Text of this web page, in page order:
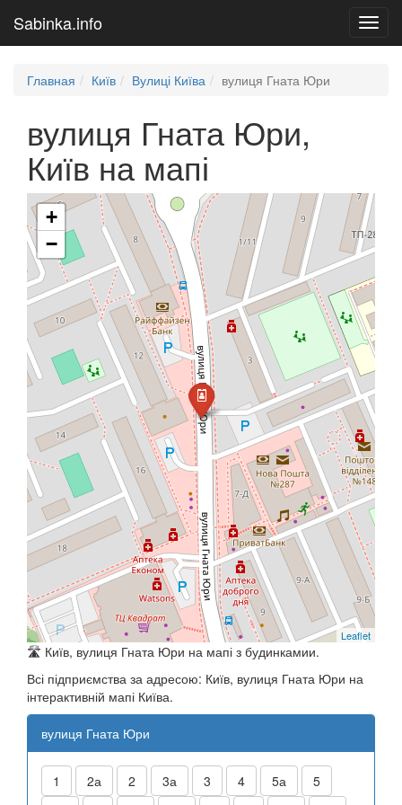
Sabinka.info
Главная Київ Вулиці Київа вулиця Гната Юри
вулиця Гната Юри,
Київ на мапі
Завантаження мапи
+
−
Leaflet
🛣️ Київ, вулиця Гната Юри на мапі з будинкамии.
Всі підприємства за адресою: Київ, вулиця Гната Юри на
інтерактивній мапі Київа.
вулиця Гната Юри
1 2а 2 3а 3 4 5а
5